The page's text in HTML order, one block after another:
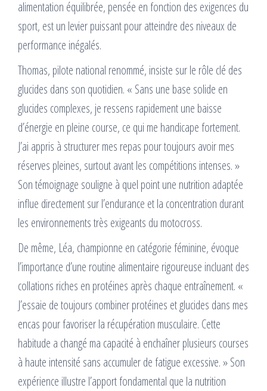
alimentation équilibrée, pensée en fonction des exigences du
sport, est un levier puissant pour atteindre des niveaux de
performance inégalés.
Thomas, pilote national renommé, insiste sur le rôle clé des
glucides dans son quotidien. « Sans une base solide en
glucides complexes, je ressens rapidement une baisse
d’énergie en pleine course, ce qui me handicape fortement.
J’ai appris à structurer mes repas pour toujours avoir mes
réserves pleines, surtout avant les compétitions intenses. »
Son témoignage souligne à quel point une nutrition adaptée
influe directement sur l’endurance et la concentration durant
les environnements très exigeants du motocross.
De même, Léa, championne en catégorie féminine, évoque
l’importance d’une routine alimentaire rigoureuse incluant des
collations riches en protéines après chaque entraînement. «
J’essaie de toujours combiner protéines et glucides dans mes
encas pour favoriser la récupération musculaire. Cette
habitude a changé ma capacité à enchaîner plusieurs courses
à haute intensité sans accumuler de fatigue excessive. » Son
expérience illustre l’apport fondamental que la nutrition